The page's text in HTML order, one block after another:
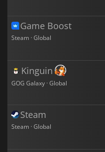
Game Boost
Steam · Global
Kinguin
GOG Galaxy · Global
Steam
Steam · Global